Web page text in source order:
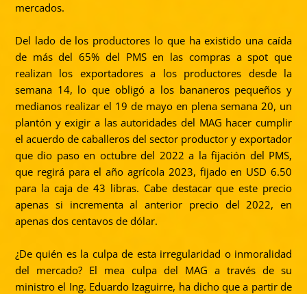
mercados.
Del lado de los productores lo que ha existido una caída
de más del 65% del PMS en las compras a spot que
realizan los exportadores a los productores desde la
semana 14, lo que obligó a los bananeros pequeños y
medianos realizar el 19 de mayo en plena semana 20, un
plantón y exigir a las autoridades del MAG hacer cumplir
el acuerdo de caballeros del sector productor y exportador
que dio paso en octubre del 2022 a la fijación del PMS,
que regirá para el año agrícola 2023, fijado en USD 6.50
para la caja de 43 libras. Cabe destacar que este precio
apenas si incrementa al anterior precio del 2022, en
apenas dos centavos de dólar.
¿De quién es la culpa de esta irregularidad o inmoralidad
del mercado? El mea culpa del MAG a través de su
ministro el Ing. Eduardo Izaguirre, ha dicho que a partir de